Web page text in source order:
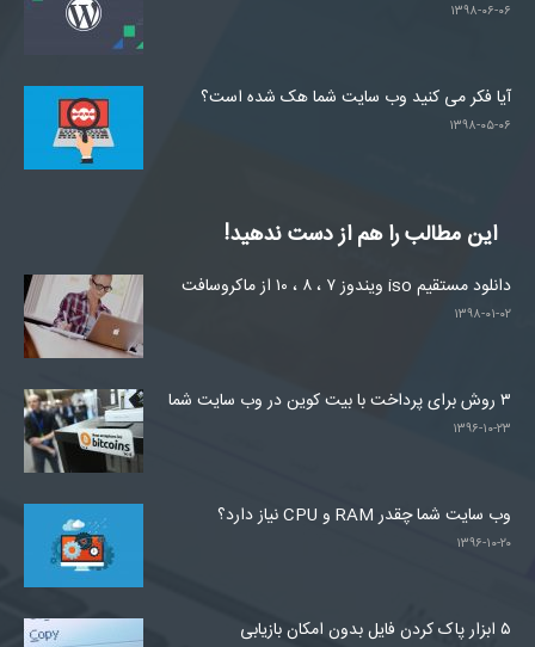
۱۳۹۸-۰۶-۰۶
آیا فکر می کنید وب سایت شما هک شده است؟
۱۳۹۸-۰۵-۰۶
این مطالب را هم از دست ندهید!
دانلود مستقیم iso ویندوز ۷ ، ۸ ، ۱۰ از ماکروسافت
۱۳۹۸-۰۱-۰۲
۳ روش برای پرداخت با بیت کوین در وب سایت شما
۱۳۹۶-۱۰-۲۳
وب سایت شما چقدر RAM و CPU نیاز دارد؟
۱۳۹۶-۱۰-۲۰
۵ ابزار پاک کردن فایل بدون امکان بازیابی